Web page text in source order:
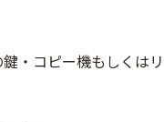
・コピー機もしくは